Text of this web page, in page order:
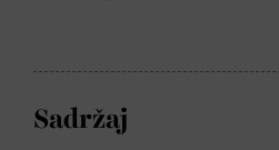
Sadržaj